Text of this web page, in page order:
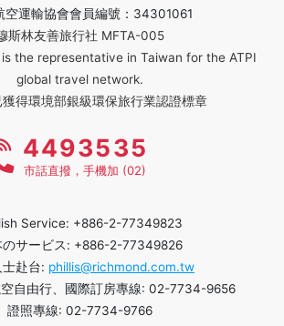
空運輸協會會員編號：34301061
斯林友善旅行社 MFTA-005
the representative in Taiwan for the ATPI
global travel network.
得環境部銀級環保旅行業認證標章
4493535
市話直撥，手機加 (02)
Service: +886-2-77349823
のサービス: +886-2-77349826
赴台: phillis@richmond.com.tw
空自由行、國際訂房專線: 02-7734-9656
證照專線: 02-7734-9766